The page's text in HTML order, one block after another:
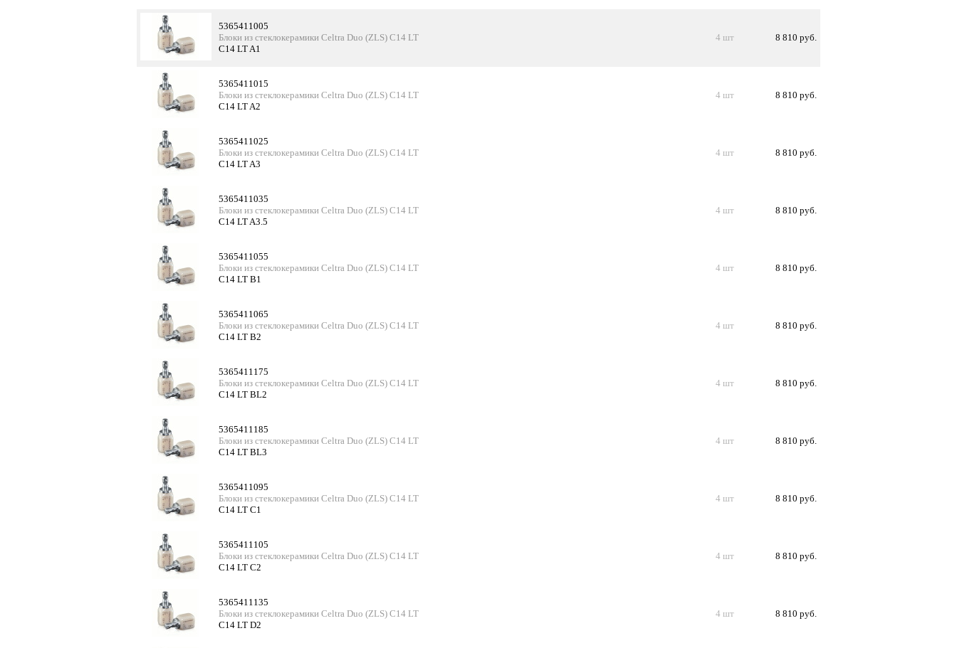
5365411005
Блоки из стеклокерамики Celtra Duo (ZLS) C14 LT
C14 LT A1
4 шт 8 810 руб.
5365411015
Блоки из стеклокерамики Celtra Duo (ZLS) C14 LT
C14 LT A2
4 шт 8 810 руб.
5365411025
Блоки из стеклокерамики Celtra Duo (ZLS) C14 LT
C14 LT A3
4 шт 8 810 руб.
5365411035
Блоки из стеклокерамики Celtra Duo (ZLS) C14 LT
C14 LT A3.5
4 шт 8 810 руб.
5365411055
Блоки из стеклокерамики Celtra Duo (ZLS) C14 LT
C14 LT B1
4 шт 8 810 руб.
5365411065
Блоки из стеклокерамики Celtra Duo (ZLS) C14 LT
C14 LT B2
4 шт 8 810 руб.
5365411175
Блоки из стеклокерамики Celtra Duo (ZLS) C14 LT
C14 LT BL2
4 шт 8 810 руб.
5365411185
Блоки из стеклокерамики Celtra Duo (ZLS) C14 LT
C14 LT BL3
4 шт 8 810 руб.
5365411095
Блоки из стеклокерамики Celtra Duo (ZLS) C14 LT
C14 LT C1
4 шт 8 810 руб.
5365411105
Блоки из стеклокерамики Celtra Duo (ZLS) C14 LT
C14 LT C2
4 шт 8 810 руб.
5365411135
Блоки из стеклокерамики Celtra Duo (ZLS) C14 LT
C14 LT D2
4 шт 8 810 руб.